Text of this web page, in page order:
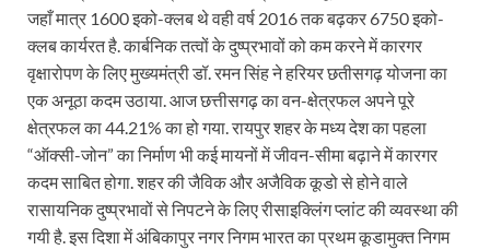
जहाँ मात्र 1600 इको-क्लब थे वही वर्ष 2016 तक बढ़कर 6750 इको-
क्लब कार्यरत है. कार्बनिक तत्वों के दुष्प्रभावों को कम करने में कारगर
वृक्षारोपण के लिए मुख्यमंत्री डॉ. रमन सिंह ने हरियर छतीसगढ़ योजना का
एक अनूठा कदम उठाया. आज छत्तीसगढ़ का वन-क्षेत्रफल अपने पूरे
क्षेत्रफल का 44.21% का हो गया. रायपुर शहर के मध्य देश का पहला
“ऑक्सी-जोन” का निर्माण भी कई मायनों में जीवन-सीमा बढ़ाने में कारगर
कदम साबित होगा. शहर की जैविक और अजैविक कूडो से होने वाले
रासायनिक दुष्प्रभावों से निपटने के लिए रीसाइक्लिंग प्लांट की व्यवस्था की
गयी है. इस दिशा में अंबिकापुर नगर निगम भारत का प्रथम कूडामुक्त निगम